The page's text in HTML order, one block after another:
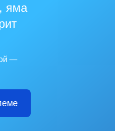
яма
—